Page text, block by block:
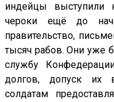
индейцы выступили
чероки ещё до
правительство,
тысяч рабов. Они уже
службу
долгов, допуск их
солдатам